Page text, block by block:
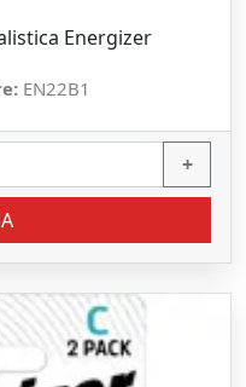
Energizer
EN22B1
+